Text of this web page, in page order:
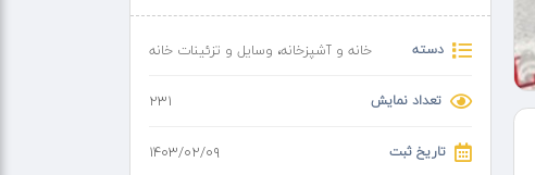
دسته خانه و آشپزخانه، وسایل و تزئینات خانه
تعداد نمایش 231
تاریخ ثبت ۱۴۰۳/۰۲/۰۹